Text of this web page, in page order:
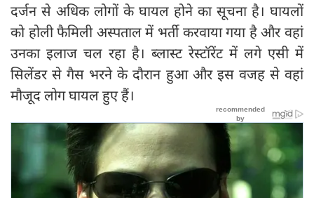
दर्जन से अधिक लोगों के घायल होने का सूचना है। घायलों
को होली फैमिली अस्पताल में भर्ती करवाया गया है और वहां
उनका इलाज चल रहा है। ब्लास्ट रेस्टॉरेंट में लगे एसी में
सिलेंडर से गैस भरने के दौरान हुआ और इस वजह से वहां
मौजूद लोग घायल हुए हैं।